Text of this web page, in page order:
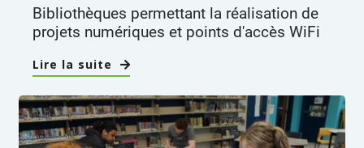
Bibliothèques permettant la réalisation de
projets numériques et points d'accès WiFi
Lire la suite